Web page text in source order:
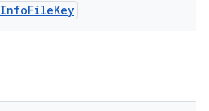
InfoFileKey